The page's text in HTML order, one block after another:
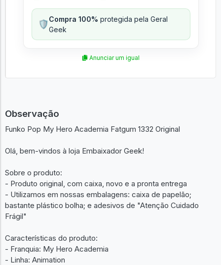
🛡️Compra 100% protegida pela Geral
Geek
Anunciar um igual
Observação
Funko Pop My Hero Academia Fatgum 1332 Original
Olá, bem-vindos à loja Embaixador Geek!
Sobre o produto:
- Produto original, com caixa, novo e a pronta entrega
- Utilizamos em nossas embalagens: caixa de papelão;
bastante plástico bolha; e adesivos de "Atenção Cuidado
Frágil"
Características do produto:
- Franquia: My Hero Academia
- Linha: Animation